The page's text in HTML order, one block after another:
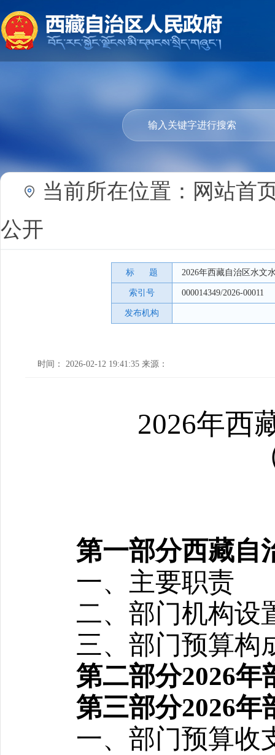
当前所在位置： 网站首
公开
标 题 2026年西藏自治区水文
索引号 000014349/2026-00011
发布机构
时间： 2026-02-12 19:41:35 来源：
2026年西
第一部分西藏自
一、主要职责
二、部门机构设
三、部门预算构
第二部分2026年
第三部分2026年
一、部门预算收